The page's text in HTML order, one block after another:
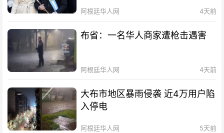
阿根廷华人网 4天前
布省：一名华人商家遭枪击遇害
阿根廷华人网 4天前
大布市地区暴雨侵袭 近4万用户陷
入停电
阿根廷华人网 5天前